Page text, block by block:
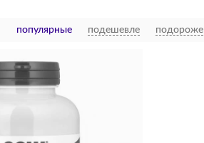
популярные подешевле подороже